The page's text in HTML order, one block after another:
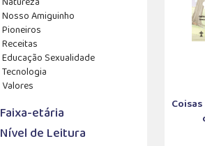
Nosso Amiguinho
Pioneiros
Receitas
Educação Sexualidade
Tecnologia
Valores
Faixa-etária
Nível de Leitura